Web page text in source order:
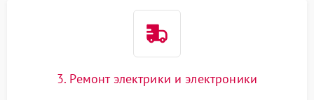
3. Ремонт электрики и электроники